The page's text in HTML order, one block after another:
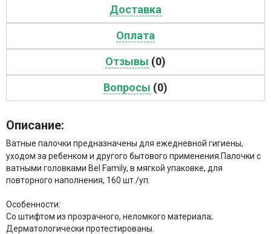
Доставка
Оплата
Отзывы (0)
Вопросы (0)
Описание:
Ватные палочки предназначены для ежедневной гигиены,
уходом за ребенком и другого бытового применения.Палочки с
ватными головками Bel Family, в мягкой упаковке, для
повторного наполнения, 160 шт./уп.
Особенности:
Со штифтом из прозрачного, неломкого материала;
Дерматологически протестированы.